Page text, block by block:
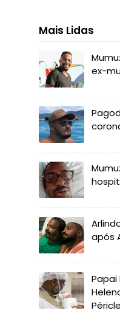
Mais Lidas
ex-
após
Papai